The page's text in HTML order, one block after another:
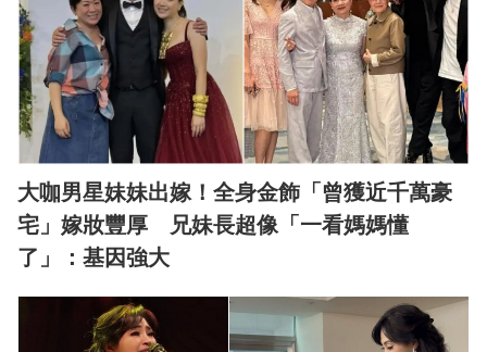
大咖男星妹妹出嫁！全身金飾「曾獲近千萬豪
宅」嫁妝豐厚 兄妹長超像「一看媽媽懂
了」：基因強大